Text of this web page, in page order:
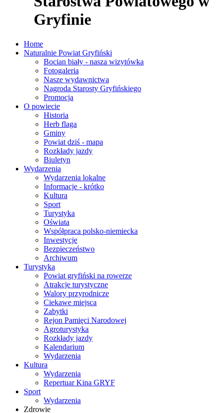
Home
Naturalnie Powiat Gryfiński
Bocian biały - nasza wizytówka
Fotogaleria
Nasze wydawnictwa
Nagroda Starosty Gryfińskiego
Promocja
O powiecie
Historia
Herb flaga
Gminy
Powiat dziś - mapa
Rozkłady jazdy
Biuletyn
Wydarzenia
Wydarzenia lokalne
Informacje - krótko
Kultura
Sport
Turystyka
Oświata
Współpraca polsko-niemiecka
Inwestycje
Bezpieczeństwo
Archiwum
Turystyka
Powiat gryfiński na rowerze
Atrakcje turystyczne
Walory przyrodnicze
Ciekawe miejsca
Zabytki
Rejon Pamięci Narodowej
Agroturystyka
Rozkłady jazdy
Kalendarium
Wydarzenia
Kultura
Wydarzenia
Repertuar Kina GRYF
Sport
Wydarzenia
Zdrowie